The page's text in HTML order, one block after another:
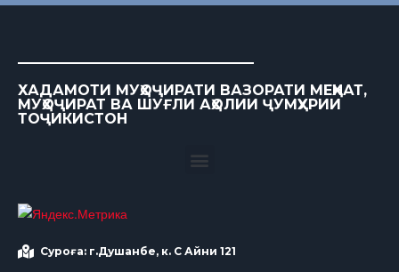
ХАДАМОТИ МУҲОҶИРАТИ ВАЗОРАТИ МЕҲНАТ,
МУҲОҶИРАТ ВА ШУҒЛИ АҲОЛИИ ҶУМҲУРИИ
ТОҶИКИСТОН
Суроға: г.Душанбе, к. С Айни 121